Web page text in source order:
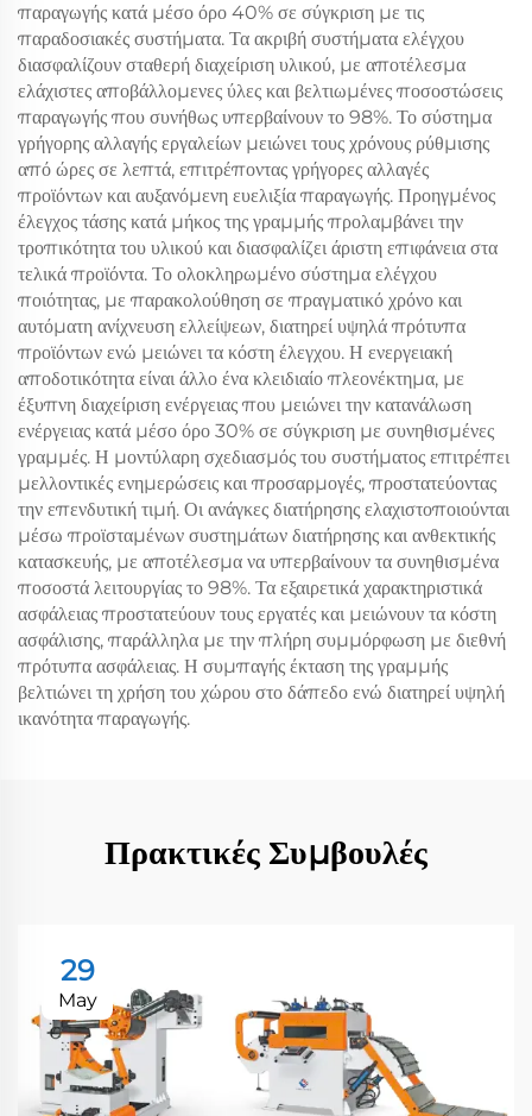
παραγωγής κατά μέσο όρο 40% σε σύγκριση με τις
παραδοσιακές συστήματα. Τα ακριβή συστήματα ελέγχου
διασφαλίζουν σταθερή διαχείριση υλικού, με αποτέλεσμα
ελάχιστες αποβάλλομενες ύλες και βελτιωμένες ποσοστώσεις
παραγωγής που συνήθως υπερβαίνουν το 98%. Το σύστημα
γρήγορης αλλαγής εργαλείων μειώνει τους χρόνους ρύθμισης
από ώρες σε λεπτά, επιτρέποντας γρήγορες αλλαγές
προϊόντων και αυξανόμενη ευελιξία παραγωγής. Προηγμένος
έλεγχος τάσης κατά μήκος της γραμμής προλαμβάνει την
τροπικότητα του υλικού και διασφαλίζει άριστη επιφάνεια στα
τελικά προϊόντα. Το ολοκληρωμένο σύστημα ελέγχου
ποιότητας, με παρακολούθηση σε πραγματικό χρόνο και
αυτόματη ανίχνευση ελλείψεων, διατηρεί υψηλά πρότυπα
προϊόντων ενώ μειώνει τα κόστη έλεγχου. Η ενεργειακή
αποδοτικότητα είναι άλλο ένα κλειδιαίο πλεονέκτημα, με
έξυπνη διαχείριση ενέργειας που μειώνει την κατανάλωση
ενέργειας κατά μέσο όρο 30% σε σύγκριση με συνηθισμένες
γραμμές. Η μοντύλαρη σχεδιασμός του συστήματος επιτρέπει
μελλοντικές ενημερώσεις και προσαρμογές, προστατεύοντας
την επενδυτική τιμή. Οι ανάγκες διατήρησης ελαχιστοποιούνται
μέσω προϊσταμένων συστημάτων διατήρησης και ανθεκτικής
κατασκευής, με αποτέλεσμα να υπερβαίνουν τα συνηθισμένα
ποσοστά λειτουργίας το 98%. Τα εξαιρετικά χαρακτηριστικά
ασφάλειας προστατεύουν τους εργατές και μειώνουν τα κόστη
ασφάλισης, παράλληλα με την πλήρη συμμόρφωση με διεθνή
πρότυπα ασφάλειας. Η συμπαγής έκταση της γραμμής
βελτιώνει τη χρήση του χώρου στο δάπεδο ενώ διατηρεί υψηλή
ικανότητα παραγωγής.
Πρακτικές Συμβουλές
29
May